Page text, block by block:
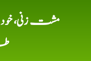
مشت زنی، خود